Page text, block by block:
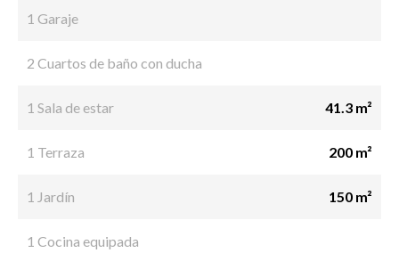
1 Garaje
2 Cuartos de baño con ducha
1 Sala de estar 41.3 m²
1 Terraza 200 m²
1 Jardín 150 m²
1 Cocina equipada